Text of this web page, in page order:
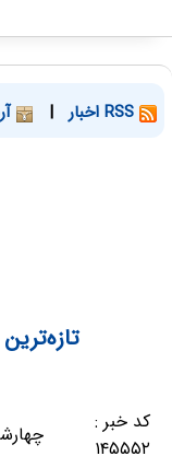
|
کد خبر :
۱۴۵۵۵۲
چهارشنبه، ۱۰ تیر